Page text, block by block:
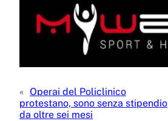
« Operai del Policlinico
protestano, sono senza stipendio
da oltre sei mesi